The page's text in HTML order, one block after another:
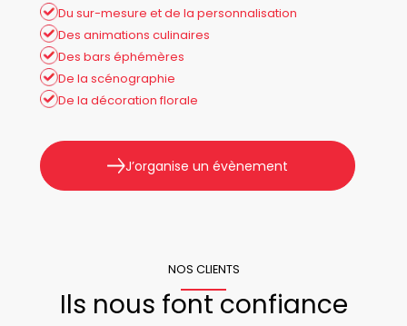
Du sur-mesure et de la personnalisation
Des animations culinaires
Des bars éphémères
De la scénographie
De la décoration florale
J’organise un évènement
NOS CLIENTS
Ils nous font confiance